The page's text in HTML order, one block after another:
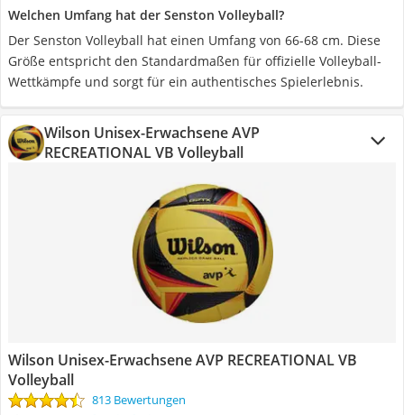
Welchen Umfang hat der Senston Volleyball?
Der Senston Volleyball hat einen Umfang von 66-68 cm. Diese
Größe entspricht den Standardmaßen für offizielle Volleyball-
Wettkämpfe und sorgt für ein authentisches Spielerlebnis.
Wilson Unisex-Erwachsene AVP
RECREATIONAL VB Volleyball
Wilson Unisex-Erwachsene AVP RECREATIONAL VB
Volleyball
813 Bewertungen